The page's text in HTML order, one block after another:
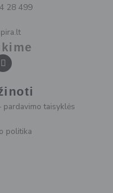
28 499
I
c
o
n
-
l
k
e
pardavimo taisyklės
politika